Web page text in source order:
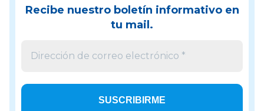
Recibe nuestro boletín informativo en
tu mail.